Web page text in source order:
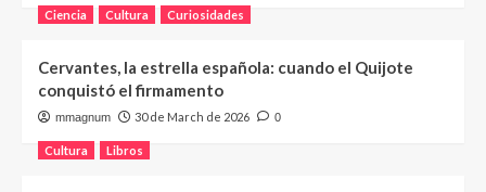
Ciencia Cultura Curiosidades
Cervantes, la estrella española: cuando el Quijote
conquistó el firmamento
mmagnum 30 de March de 2026 0
Cultura Libros